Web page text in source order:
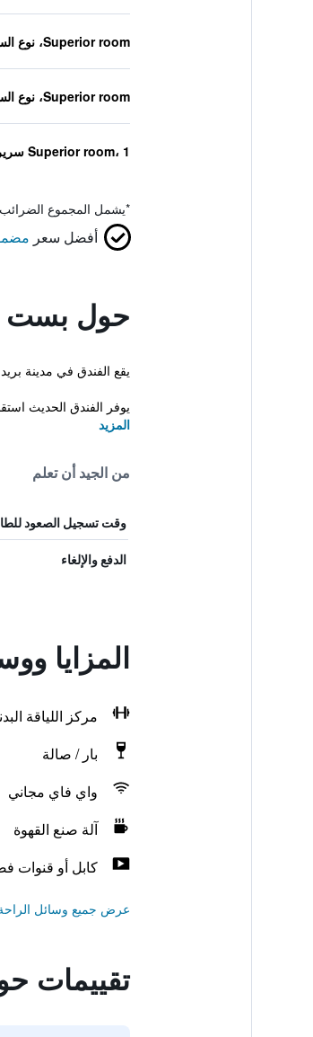
Superior room، نوع السرير غير معروف
Superior room، نوع السرير غير معروف
Superior room، 1 سرير كينغ
*يشمل المجموع الضرائب
أفضل سعر
حول بست
يقع الفندق في مدينة
يوفر الفندق الحديث
المزيد
من الجيد أن تعلم
وقت تسجيل الصعود
الدفع والإلغاء
المزايا
مركز اللياقة
بار / صالة
واي فاي مجاني
آلة صنع القهوة
كابل أو قنوات
عرض جميع وسائل الراحة
تقييمات